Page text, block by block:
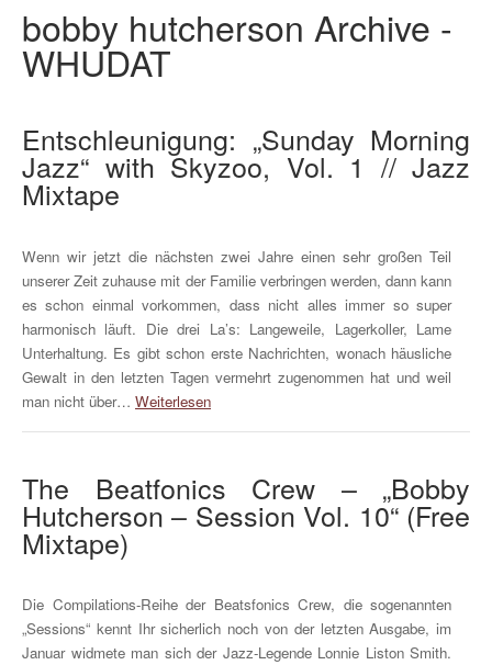
bobby hutcherson Archive -
WHUDAT
Entschleunigung: „Sunday Morning
Jazz“ with Skyzoo, Vol. 1 // Jazz
Mixtape
Wenn wir jetzt die nächsten zwei Jahre einen sehr großen Teil
unserer Zeit zuhause mit der Familie verbringen werden, dann kann
es schon einmal vorkommen, dass nicht alles immer so super
harmonisch läuft. Die drei La’s: Langeweile, Lagerkoller, Lame
Unterhaltung. Es gibt schon erste Nachrichten, wonach häusliche
Gewalt in den letzten Tagen vermehrt zugenommen hat und weil
man nicht über… Weiterlesen
The Beatfonics Crew – „Bobby
Hutcherson – Session Vol. 10“ (Free
Mixtape)
Die Compilations-Reihe der Beatsfonics Crew, die sogenannten
„Sessions“ kennt Ihr sicherlich noch von der letzten Ausgabe, im
Januar widmete man sich der Jazz-Legende Lonnie Liston Smith.